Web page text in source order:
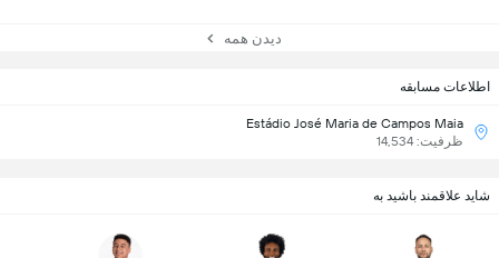
اطلاعات مسابقه
Estádio José Maria de Campos Maia
ظرفیت: 14,534
دیدن همه
شاید علاقمند باشید به